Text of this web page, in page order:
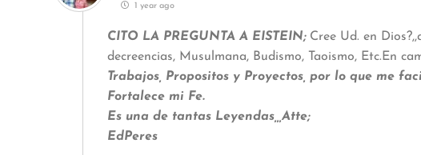
1 year ago
CITO LA PREGUNTA A EISTEIN;Cree Ud. en
decreencias, Musulmana, Budismo, Taoismo, Etc.En
Trabajos, Propositos y Proyectos, por lo que me
Fortalece mi Fe.
Es una de tantas Leyendas,,,Atte;
EdPeres